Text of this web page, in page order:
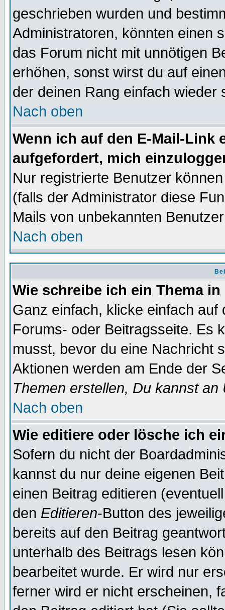
geschrieben wurden und
Administratoren, könnten einen
das Forum nicht mit unnötigen
erhöhen, sonst wirst du auf
der deinen Rang einfach wieder
Nach oben
Wenn ich auf den E-Mail-Link
aufgefordert, mich
Nur registrierte Benutzer
(falls der Administrator diese
Mails von unbekannten
Nach oben
Wie schreibe ich ein Thema
Ganz einfach, klicke einfach
Forums- oder Beitragsseite. Es
musst, bevor du eine Nachricht
Aktionen werden am Ende der
Themen erstellen, Du kannst
Nach oben
Wie editiere oder lösche ich
Sofern du nicht der
kannst du nur deine eigenen
einen Beitrag editieren
den Editieren-Button des
bereits auf den Beitrag
unterhalb des Beitrags lesen
bearbeitet wurde. Er wird nur
ferner wird er nicht erscheinen,